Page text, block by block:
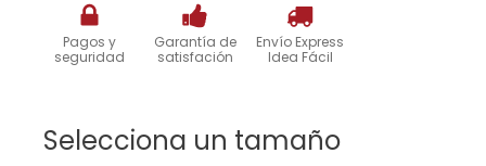
Pagos y
seguridad
Garantía de
satisfación
Envío Express
Idea Fácil
Selecciona un tamaño